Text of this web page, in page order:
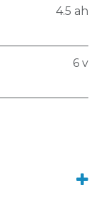
4.5 ah
6 v